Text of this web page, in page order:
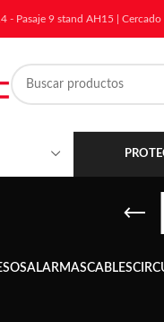
- Pasaje 9 stand AH15 | Cercado
ALARMASCABLES